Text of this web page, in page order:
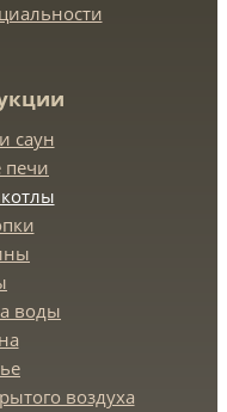
саун
печи
воды
воздуха